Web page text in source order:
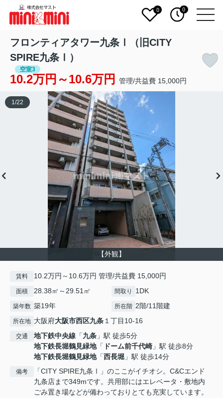
0 0
フロンティアタワー九条Ⅰ（旧CITY
SPIRE九条Ⅰ）
空室3
10.2万円～10.6万円 管理/共益費 15,000円
【外観】
1 /22
賃料 10.2万円～10.6万円 管理/共益費 15,000円
面積 28.38㎡～29.51㎡ 間取り 1DK
築年数 築19年 所在階 2階/11階建
所在地 大阪府大阪市西区九条 １丁目10-16
交通 地下鉄中央線 「九条 」駅 徒歩5分
地下鉄長堀鶴見緑地「 ドーム前千代崎 」駅 徒歩8分
地下鉄長堀鶴見緑地「西長堀 」駅 徒歩14分
備考
「CITY SPIRE九条Ⅰ」のここがイチオシ。C&Cエンド
九条店まで349mです。共用部にはエレベータ・敷地内
ごみ置き場などが備わっておりとても充実しています。